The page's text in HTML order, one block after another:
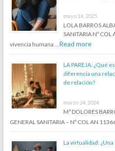
mayo 16, 2025
LOLA BARROS
SANITARIA Nº
vivencia humana … Read more
LA PAREJA: ¿Qué
diferencia una
de relación?
marzo 24, 2024
Mª DOLORES
GENERAL SANITARIA – Nº COL AN
La virtualidad: